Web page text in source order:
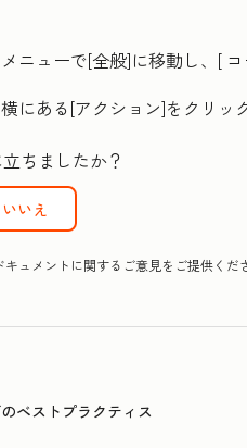
ニューで[全般]に移動し、[
にある[アクション]をクリッ
ちましたか？
いいえ
キュメントに関するご意見をご提供く
ベストプラクティス